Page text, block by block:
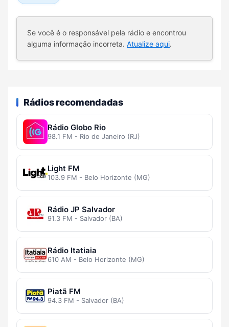
Se você é o responsável pela rádio e encontrou
alguma informação incorreta. Atualize aqui.
Rádios recomendadas
Rádio Globo Rio
98.1 FM - Rio de Janeiro (RJ)
Light FM
103.9 FM - Belo Horizonte (MG)
Rádio JP Salvador
91.3 FM - Salvador (BA)
Rádio Itatiaia
610 AM - Belo Horizonte (MG)
Piatã FM
94.3 FM - Salvador (BA)